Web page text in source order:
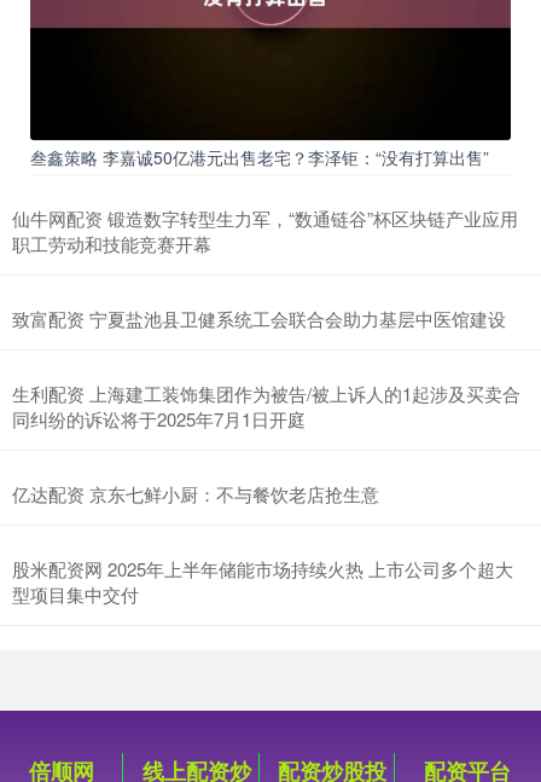
叁鑫策略 李嘉诚50亿港元出售老宅？李泽钜：“没有打算出售”
仙牛网配资 锻造数字转型生力军，“数通链谷”杯区块链产业应用
职工劳动和技能竞赛开幕
致富配资 宁夏盐池县卫健系统工会联合会助力基层中医馆建设
生利配资 上海建工装饰集团作为被告/被上诉人的1起涉及买卖合
同纠纷的诉讼将于2025年7月1日开庭
亿达配资 京东七鲜小厨：不与餐饮老店抢生意
股米配资网 2025年上半年储能市场持续火热 上市公司多个超大
型项目集中交付
倍顺网 线上配资炒 配资炒股投 配资平台